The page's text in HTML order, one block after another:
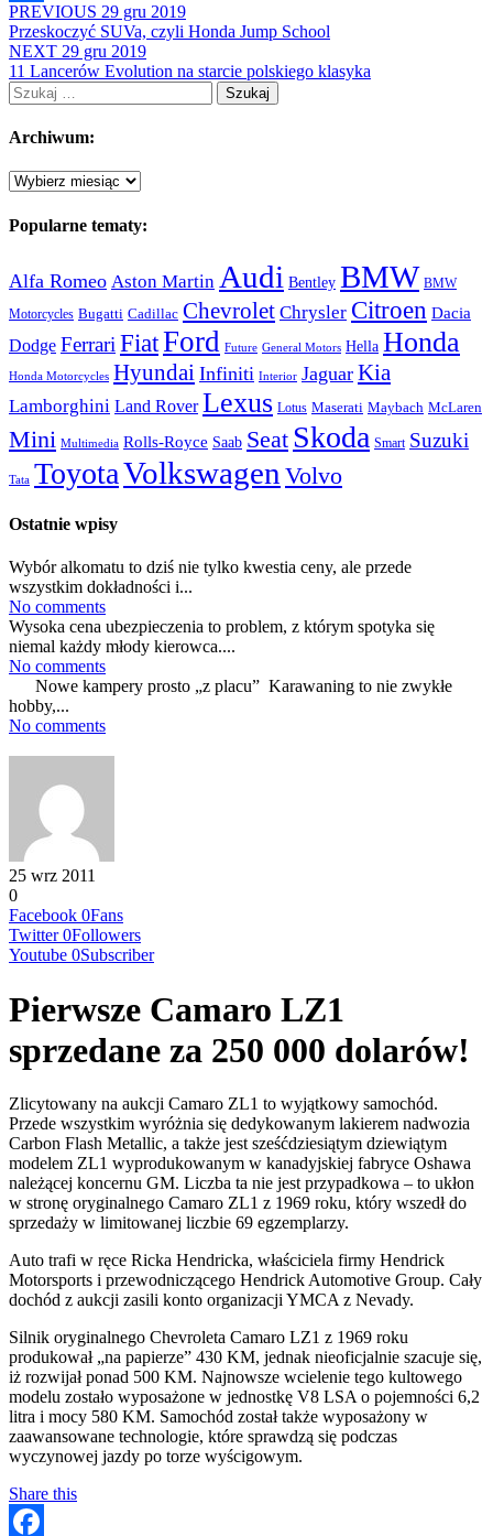
Share
PREVIOUS 29 gru 2019
Przeskoczyć SUVa, czyli Honda Jump School
NEXT 29 gru 2019
11 Lancerów Evolution na starcie polskiego klasyka
Szukaj:
Archiwum:
Archiwum:
Popularne tematy:
Alfa Romeo Aston Martin Audi Bentley BMW BMW
Motorcycles Bugatti Cadillac Chevrolet Chrysler Citroen Dacia
Dodge Ferrari FiatFord Future General Motors Hella Honda
Honda Motorcycles Hyundai Infiniti Interior Jaguar Kia
Lamborghini Land Rover Lexus Lotus Maserati Maybach McLaren
Mini Multimedia Rolls-Royce Saab Seat Skoda Smart Suzuki
Tata ToyotaVolkswagen Volvo
Ostatnie wpisy
Wybór alkomatu to dziś nie tylko kwestia ceny, ale przede
wszystkim dokładności i...
No comments
Wysoka cena ubezpieczenia to problem, z którym spotyka się
niemal każdy młody kierowca....
No comments
Nowe kampery prosto „z placu” Karawaning to nie zwykłe
hobby,...
No comments
25 wrz 2011
0
Facebook 0Fans
Twitter 0Followers
Youtube 0Subscriber
Pierwsze Camaro LZ1
sprzedane za 250 000 dolarów!
Zlicytowany na aukcji Camaro ZL1 to wyjątkowy samochód.
Przede wszystkim wyróżnia się dedykowanym lakierem nadwozia
Carbon Flash Metallic, a także jest sześćdziesiątym dziewiątym
modelem ZL1 wyprodukowanym w kanadyjskiej fabryce Oshawa
należącej koncernu GM. Liczba ta nie jest przypadkowa – to ukłon
w stronę oryginalnego Camaro ZL1 z 1969 roku, który wszedł do
sprzedaży w limitowanej liczbie 69 egzemplarzy.
Auto trafi w ręce Ricka Hendricka, właściciela firmy Hendrick
Motorsports i przewodniczącego Hendrick Automotive Group. Cały
dochód z aukcji zasili konto organizacji YMCA z Nevady.
Silnik oryginalnego Chevroleta Camaro LZ1 z 1969 roku
produkował „na papierze” 430 KM, jednak nieoficjalnie szacuje się,
iż rozwijał ponad 500 KM. Najnowsze wcielenie tego kultowego
modelu zostało wyposażone w jednostkę V8 LSA o pojemności 6,2
litra i mocy 580 KM. Samochód został także wyposażony w
zaawansowane technologie, które sprawdzą się podczas
wyczynowej jazdy po torze wyścigowym.
Share this